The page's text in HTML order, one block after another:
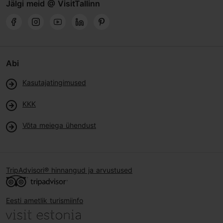
Jälgi meid @ VisitTallinn
Abi
Kasutajatingimused
KKK
Võta meiega ühendust
TripAdvisori® hinnangud ja arvustused
Eesti ametlik turismiinfo